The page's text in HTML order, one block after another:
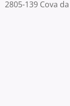
2805-139 Cova